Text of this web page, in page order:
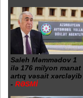
Saleh Məmmədov 1
ilə 176 milyon manat
artıq vəsait xərcləyib
- RƏSMİ